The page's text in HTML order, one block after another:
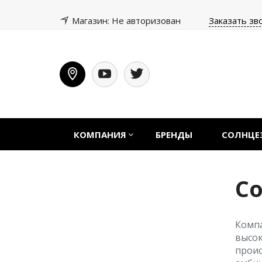
Магазин: Не авторизован Заказать
КОМПАНИЯ БРЕНДЫ